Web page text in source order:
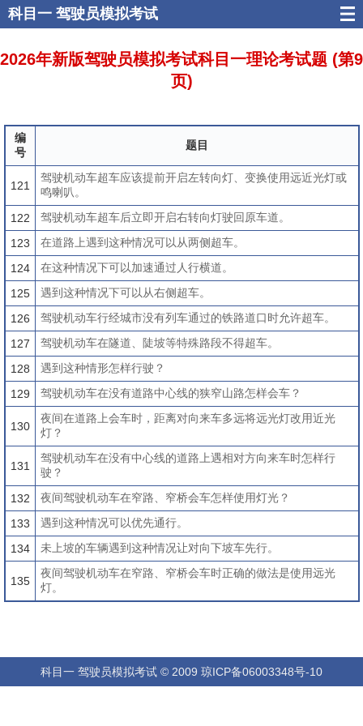
科目一 驾驶员模拟考试
2026年新版驾驶员模拟考试科目一理论考试题 (第9
页)
编
号
题目
121
驾驶机动车超车应该提前开启左转向灯、变换使用远近光灯或
鸣喇叭。
122
驾驶机动车超车后立即开启右转向灯驶回原车道。
123
在道路上遇到这种情况可以从两侧超车。
124
在这种情况下可以加速通过人行横道。
125
遇到这种情况下可以从右侧超车。
126
驾驶机动车行经城市没有列车通过的铁路道口时允许超车。
127
驾驶机动车在隧道、陡坡等特殊路段不得超车。
128
遇到这种情形怎样行驶？
129
驾驶机动车在没有道路中心线的狭窄山路怎样会车？
130
夜间在道路上会车时，距离对向来车多远将远光灯改用近光
灯？
131
驾驶机动车在没有中心线的道路上遇相对方向来车时怎样行
驶？
132
夜间驾驶机动车在窄路、窄桥会车怎样使用灯光？
133
遇到这种情况可以优先通行。
134
未上坡的车辆遇到这种情况让对向下坡车先行。
135
夜间驾驶机动车在窄路、窄桥会车时正确的做法是使用远光
灯。
科目一 驾驶员模拟考试 © 2009 琼ICP备06003348号-10